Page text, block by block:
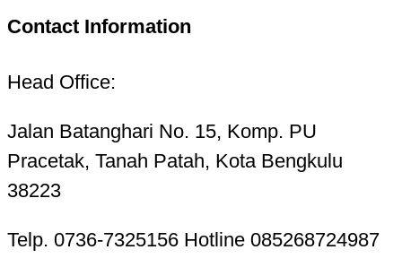
Contact Information
Head Office:
Jalan Batanghari No. 15, Komp. PU
Pracetak, Tanah Patah, Kota Bengkulu
38223
Telp. 0736-7325156 Hotline 085268724987